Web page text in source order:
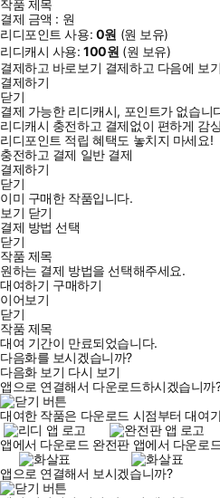
작품 제목
결제 금액 : 원
리디포인트 사용: 0원 (원 보유)
리디캐시 사용:100원 (원 보유)
결제하고 바로보기 결제하고 다음에 보기
결제하기
닫기
결제 가능한 리디캐시, 포인트가 없습니
리디캐시 충전하고 결제없이 편하게 감
리디포인트 적립 혜택도 놓치지 마세요!
충전하고 결제 일반 결제
결제하기
닫기
이미 구매한 작품입니다.
보기 닫기
결제 방법 선택
닫기
작품 제목
원하는 결제 방법을 선택해주세요.
대여하기 구매하기
이어보기
닫기
작품 제목
대여 기간이 만료되었습니다.
다음화를 보시겠습니까?
다음화 보기 다시 보기
앱으로 연결해서 다운로드하시겠습니까
대여한 작품은 다운로드 시점부터 대여
앱에서 다운로드 완전판 앱에서 다운로드
앱으로 연결해서 보시겠습니까?